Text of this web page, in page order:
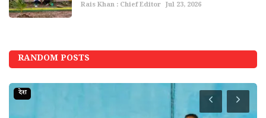
Rais Khan : Chief Editor Jul 23, 2026
RANDOM POSTS
देश